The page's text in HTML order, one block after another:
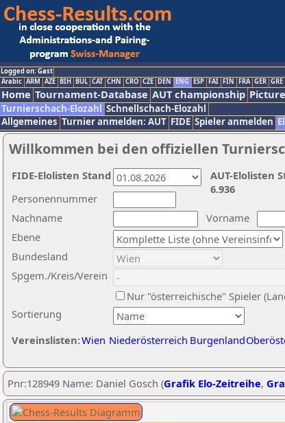
Logged on: Gast
Arabic ARM AZE BIH BUL CAT CHN CRO CZE DEN ENG ESP FAI FIN FRA GER GRE
Home Tournament-Database AUT championship
Turnierschach-Elozahl Schnellschach-Elozahl
Allgemeines Turnier anmelden: AUT FIDE Spieler anmelden
Willkommen bei den offiziellen
Nachname
Vorname
Ebene
Sortierung
Personennummer
Bundesland
Spgem./Kreis/Verein
Nur "österreichische" Spieler
Vereinslisten:Wien Niederösterreich Burgenland
AUT-Elolisten
6.936
FIDE-Elolisten Stand
Pnr:128949 Name: Daniel Gosch (Grafik Elo-Zeitreihe,